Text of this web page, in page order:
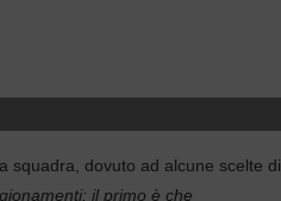
squadra, dovuto ad alcune scelte di
il primo è che